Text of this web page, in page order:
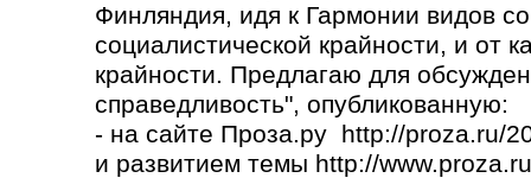
Финляндия, идя к Гармонии видов
социалистической крайности, и от
крайности. Предлагаю для
справедливость", опубликованную:
- на сайте Проза.ру http://proza.ru/
и развитием темы http://